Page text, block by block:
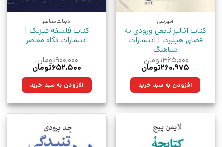
آموزشی
کتاب آنالیز تابعی ورودی به
فضای هیلبرت | انتشارات
شباهنگ
۳۶۵,۰۰۰تومان
قیمت
۳۶۵,۰۰۰تومان
بود.
۲۶۰,۹۷۵تومان
۲۶۰,۹۷۵تومان.افزودن به سبد خرید
ادبیات معاصر
کتاب فلسفه فیزیک |
انتشارات نگاه معاصر
۹۰۰,۰۰۰تومان
قیمت
۹۰۰,۰۰۰تومان
بود.
۶۵۲,۵۰۰تومان
۶۵۲,۵۰۰تومان.افزودن به سبد خرید